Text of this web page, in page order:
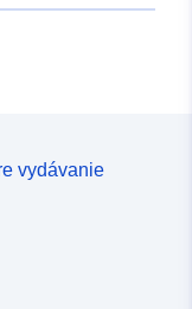
vydávanie